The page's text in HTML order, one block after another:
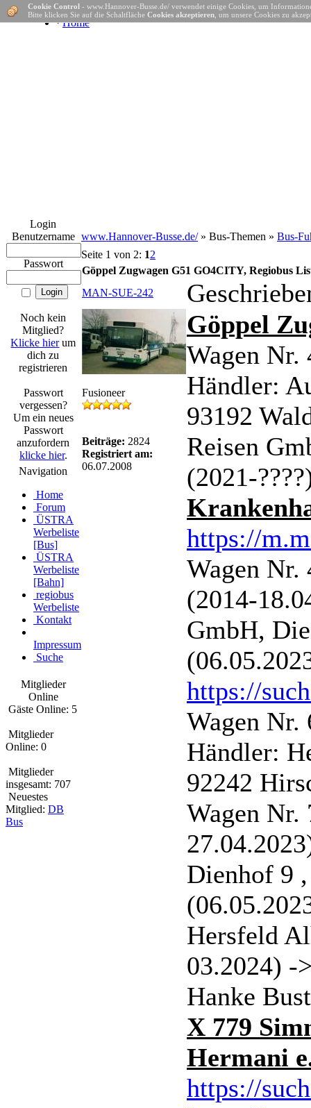
· Home
Login
Benutzername
Passwort
Noch kein
Mitglied?
Klicke hierum
dich zu
registrieren
Passwort
vergessen?
Um ein neues
Passwort
anzufordern
klicke hier.
Navigation
Home
Forum
ÜSTRA
Werbeliste
[Bus]
ÜSTRA
Werbeliste
[Bahn]
regiobus
Werbeliste
Kontakt
Impressum
Suche
Mitglieder
Online
Gäste Online: 5
Mitglieder
Online: 0
Mitglieder
insgesamt: 707
Neuestes
Mitglied: DB
Bus
Cookie Control - www.Hannover-Busse.de/ verwendet einige Cookies, um
Bitte klicken Sie auf die Schaltfläche Cookies akzeptieren , um unsere Cookies zu
www.Hannover-Busse.de/» Bus-Themen » Bus-
Seite 1 von 2: 12
Göppel Zugwagen G51 GO4CITY, Regiobus
MAN-SUE-242
Fusioneer
Beiträge: 2824
Registriert am:
06.07.2008
Göppel
Wagen
Händler:
93192
Reisen
(2021-
https://
Wagen
(2014-
GmbH,
https://
Wagen
Händler:
92242
Wagen
Dienhof 9
Hersfeld
03.2024) -
Hanke
X 779
Hermani
https://